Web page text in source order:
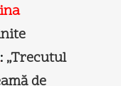
: „Trecutul
de